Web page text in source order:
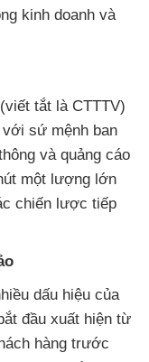
kinh doanh và
tắt là CTTTV)
với sứ mệnh ban
và quảng cáo
một lượng lớn
chiến lược tiếp
dấu hiệu của
đầu xuất hiện từ
hàng trước